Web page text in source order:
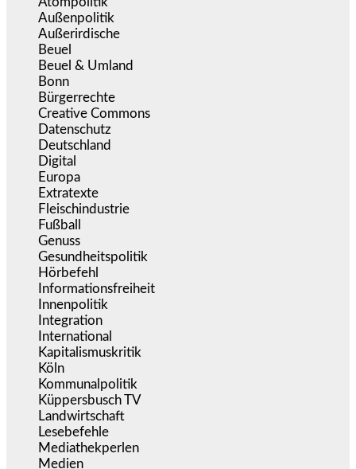
Außenpolitik
Außerirdische
Beuel
Beuel & Umland
Bonn
Bürgerrechte
Creative Commons
Datenschutz
Deutschland
Digital
Europa
Extratexte
Fleischindustrie
Fußball
Genuss
Gesundheitspolitik
Hörbefehl
Informationsfreiheit
Innenpolitik
Integration
International
Kapitalismuskritik
Köln
Kommunalpolitik
Küppersbusch TV
Landwirtschaft
Lesebefehle
Mediathekperlen
Medien